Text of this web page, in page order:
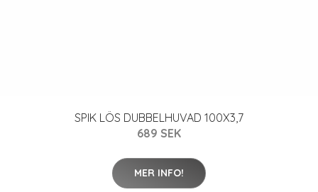
SPIK LÖS DUBBELHUVAD 100X3,7
689 SEK
MER INFO!